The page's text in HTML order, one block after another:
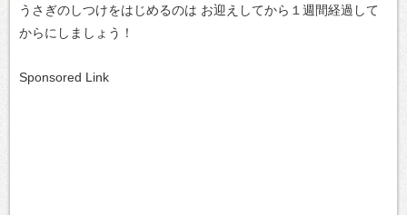
うさぎのしつけをはじめるのは お迎えしてから１週間経過して
からにしましょう！
Sponsored Link